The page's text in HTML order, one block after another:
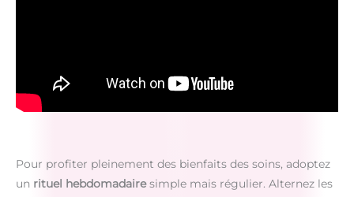
Pour profiter pleinement des bienfaits des soins, adoptez
un rituel hebdomadairesimple mais régulier. Alternez les